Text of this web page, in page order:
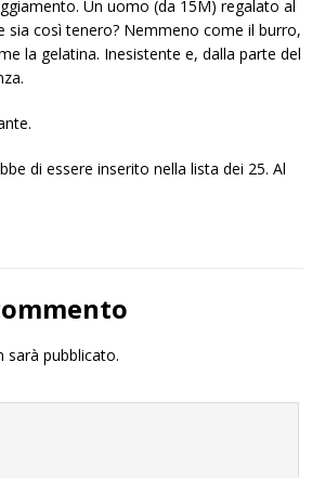
Un uomo (da 15M) regalato al
sia così tenero? Nemmeno come il burro,
la gelatina. Inesistente e, dalla parte del
di essere inserito nella lista dei 25. Al
sarà pubblicato.